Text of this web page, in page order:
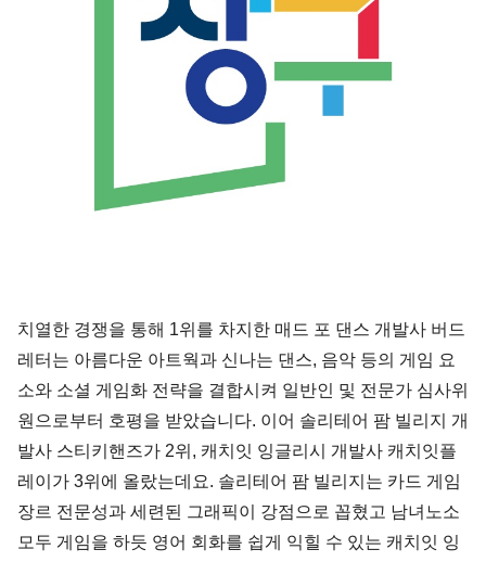
치열한 경쟁을 통해 1위를 차지한 매드 포 댄스 개발사 버드
레터는 아름다운 아트웍과 신나는 댄스, 음악 등의 게임 요
소와 소셜 게임화 전략을 결합시켜 일반인 및 전문가 심사위
원으로부터 호평을 받았습니다. 이어 솔리테어 팜 빌리지 개
발사 스티키핸즈가 2위, 캐치잇 잉글리시 개발사 캐치잇플
레이가 3위에 올랐는데요. 솔리테어 팜 빌리지는 카드 게임
장르 전문성과 세련된 그래픽이 강점으로 꼽혔고 남녀노소
모두 게임을 하듯 영어 회화를 쉽게 익힐 수 있는 캐치잇 잉